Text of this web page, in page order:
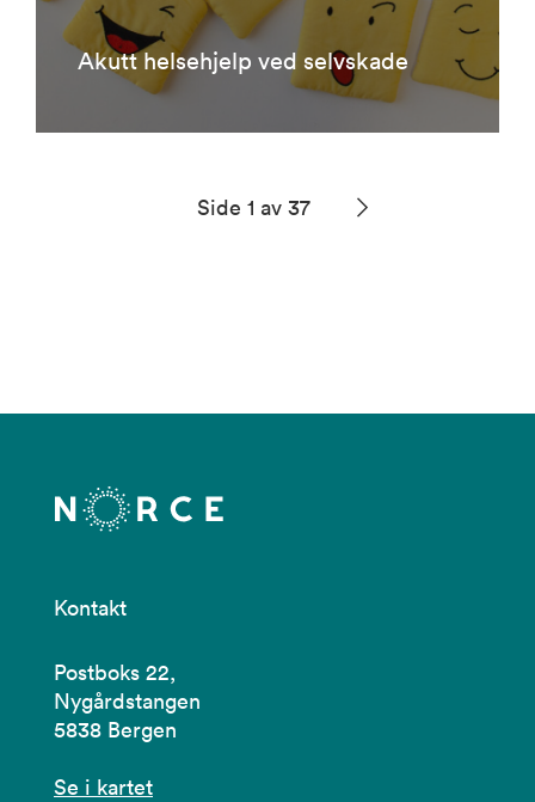
Akutt helsehjelp ved selvskade
Side 1 av 37
Kontakt
Postboks 22,
Nygårdstangen
5838 Bergen
Se i kartet